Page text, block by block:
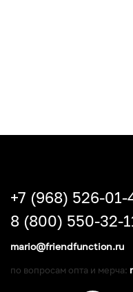
+7 (968) 526-01-
8 (800) 550-32-
mario@friendfunction.ru
по вопросам опта и мерча: